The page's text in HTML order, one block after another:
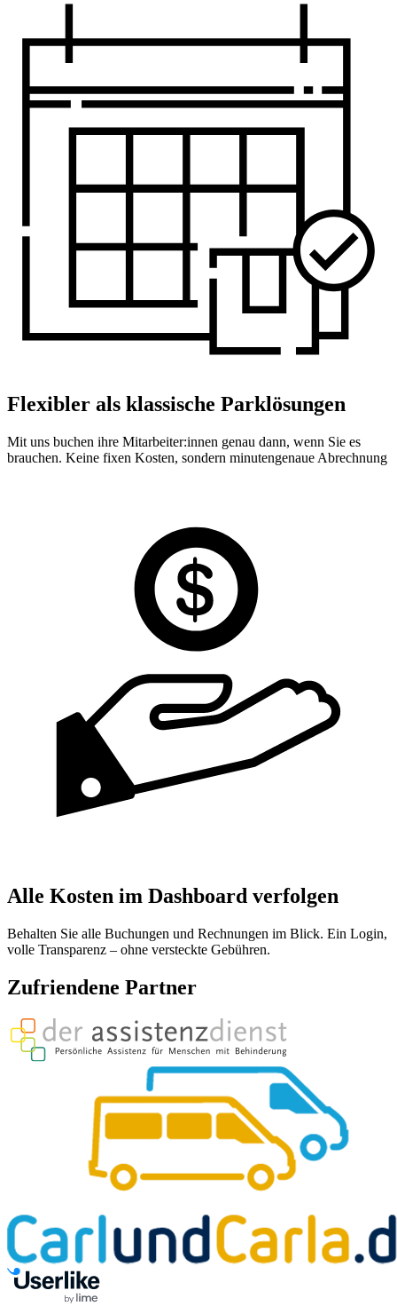
Flexibler als klassische Parklösungen
Mit uns buchen ihre Mitarbeiter:innen genau dann, wenn Sie es
brauchen. Keine fixen Kosten, sondern minutengenaue Abrechnung
Alle Kosten im Dashboard verfolgen
Behalten Sie alle Buchungen und Rechnungen im Blick. Ein Login,
volle Transparenz – ohne versteckte Gebühren.
Zufriendene Partner